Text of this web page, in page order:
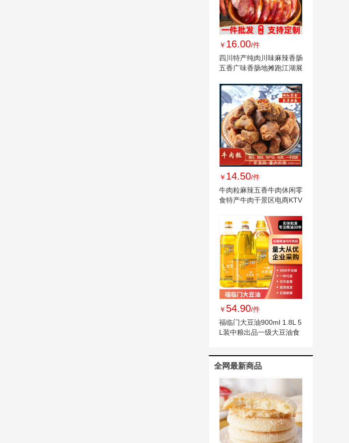
￥ 16.00/件
四川特产纯肉川味麻辣香肠
五香广味香肠地摊跑江湖展
￥ 14.50/件
牛肉粒麻辣五香牛肉休闲零
食特产牛肉干景区电商KTV
￥ 54.90/件
福临门大豆油900ml 1.8L 5
L装中粮出品一级大豆油食
全网最新商品